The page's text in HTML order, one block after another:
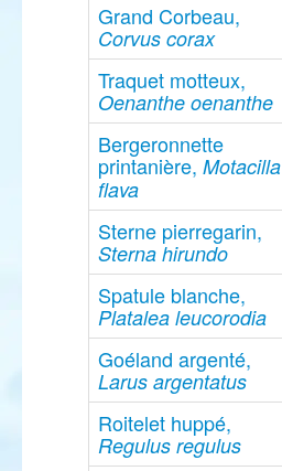
Grand Corbeau,
Corvus corax
Traquet motteux,
Oenanthe oenanthe
Bergeronnette
printanière, Motacilla
flava
Sterne pierregarin,
Sterna hirundo
Spatule blanche,
Platalea leucorodia
Goéland argenté,
Larus argentatus
Roitelet huppé,
Regulus regulus